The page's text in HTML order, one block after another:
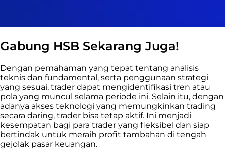
Gabung HSB Sekarang Juga!
Dengan pemahaman yang tepat tentang analisis
teknis dan fundamental, serta penggunaan strategi
yang sesuai, trader dapat mengidentifikasi tren atau
pola yang muncul selama periode ini. Selain itu, dengan
adanya akses teknologi yang memungkinkan trading
secara daring, trader bisa tetap aktif. Ini menjadi
kesempatan bagi para trader yang fleksibel dan siap
bertindak untuk meraih profit tambahan di tengah
gejolak pasar keuangan.